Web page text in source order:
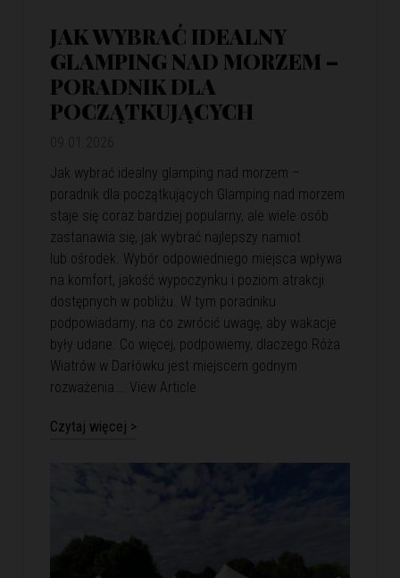
JAK WYBRAĆ IDEALNY
GLAMPING NAD MORZEM –
PORADNIK DLA
POCZĄTKUJĄCYCH
Jak wybrać idealny glamping nad morzem –
poradnik dla początkujących Glamping nad morzem
staje się coraz bardziej popularny, ale wiele osób
zastanawia się, jak wybrać najlepszy namiot
lub ośrodek. Wybór odpowiedniego miejsca wpływa
na komfort, jakość wypoczynku i poziom atrakcji
dostępnych w pobliżu. W tym poradniku
podpowiadamy, na co zwrócić uwagę, aby wakacje
były udane. Co więcej, podpowiemy, dlaczego Róża
Wiatrów w Darłówku jest miejscem godnym
rozważenia…. View Article
Czytaj więcej >